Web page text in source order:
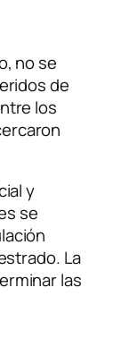
no se
de
los
y
se
La
las